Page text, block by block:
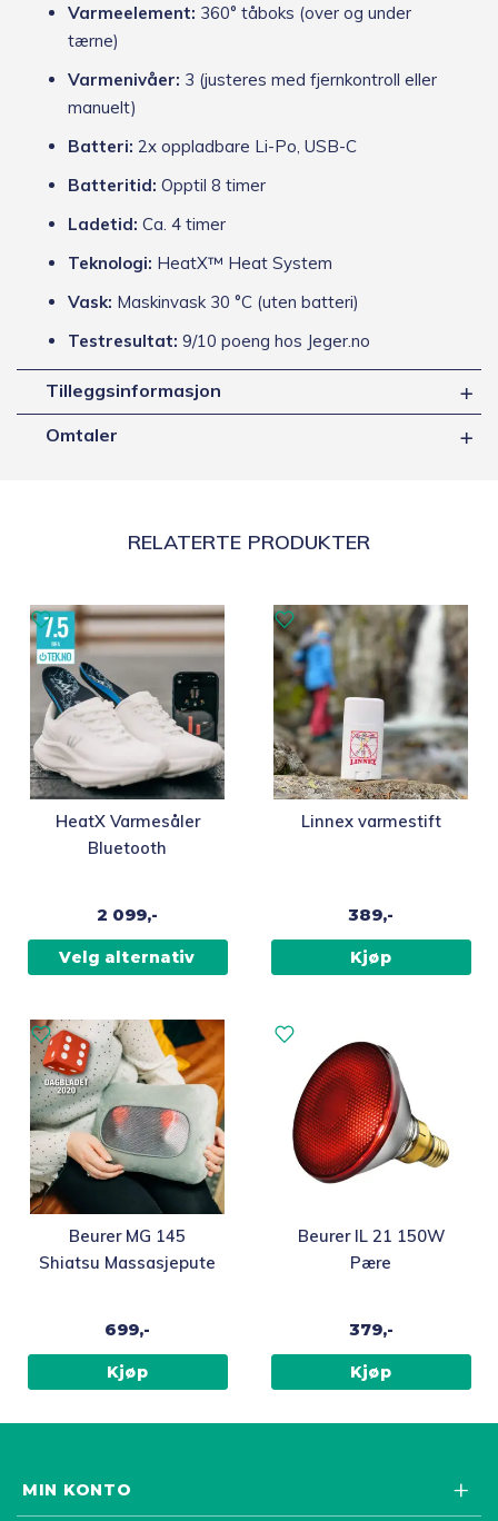
Varmeelement: 360° tåboks (over og under
tærne)
Varmenivåer: 3 (justeres med fjernkontroll eller
manuelt)
Batteri: 2x oppladbare Li-Po, USB-C
Batteritid: Opptil 8 timer
Ladetid: Ca. 4 timer
Teknologi: HeatX™ Heat System
Vask: Maskinvask 30 °C (uten batteri)
Testresultat: 9/10 poeng hos Jeger.no
Tilleggsinformasjon
Omtaler
RELATERTE PRODUKTER
HeatX Varmesåler
Bluetooth
2 099,-
Velg alternativ
Alternativene
kan
på
produktsiden
Linnex varmestift
389,-
Kjøp
Beurer MG 145
Shiatsu Massasjepute
699,-
Kjøp
Beurer IL 21 150W
Pære
379,-
Kjøp
MIN KONTO